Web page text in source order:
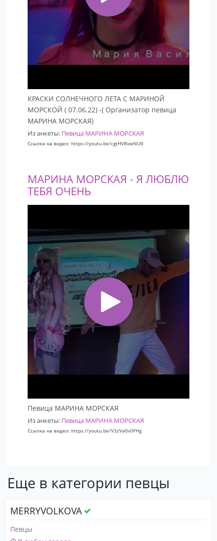
КРАСКИ СОЛНЕЧНОГО ЛЕТА С МАРИНОЙ
МОРСКОЙ ( 07.06.22) -( Организатор певица
МАРИНА МОРСКАЯ)
Из анкеты: Певица МАРИНА МОРСКАЯ
Ссылка на видео: https://youtu.be/cgtHV8vwNU0
МАРИНА МОРСКАЯ - Я ЛЮБЛЮ
ТЕБЯ ОЧЕНЬ
Певица МАРИНА МОРСКАЯ
Из анкеты: Певица МАРИНА МОРСКАЯ
Ссылка на видео: https://youtu.be/V3zVa0v0FHg
Еще в категории певцы
MERRYVOLKOVA
Певцы